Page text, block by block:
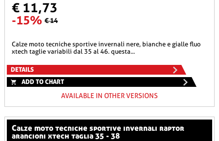
€ 11,73
-15% € 14
calze moto tecniche sportive invernali nere, bianche e gialle fluo
xtech taglie variabili dal 35 al 46. questa...
DETAILS
ADD TO CHART
AVAILABLE IN OTHER VERSIONS
calze moto tecniche sportive invernali raptor
arancioni xtech taglia 35 - 38